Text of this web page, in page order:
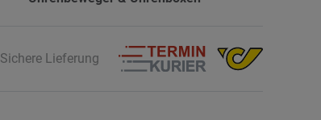
Sichere Lieferung